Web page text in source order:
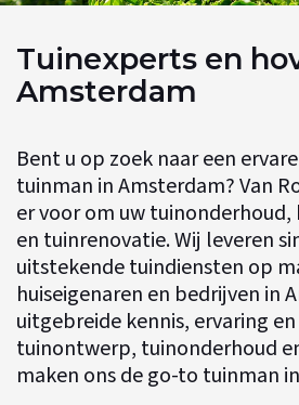
Tuinexperts en
Amsterdam
Bent u op zoek naar een
tuinman in Amsterdam?Van
er voor om uw
en tuinrenovatie. Wij leveren
uitstekende tuindiensten op
huiseigenaren en bedrijven in
uitgebreide kennis, ervaring
tuinontwerp, tuinonderhoud
maken ons de go-to tuinman